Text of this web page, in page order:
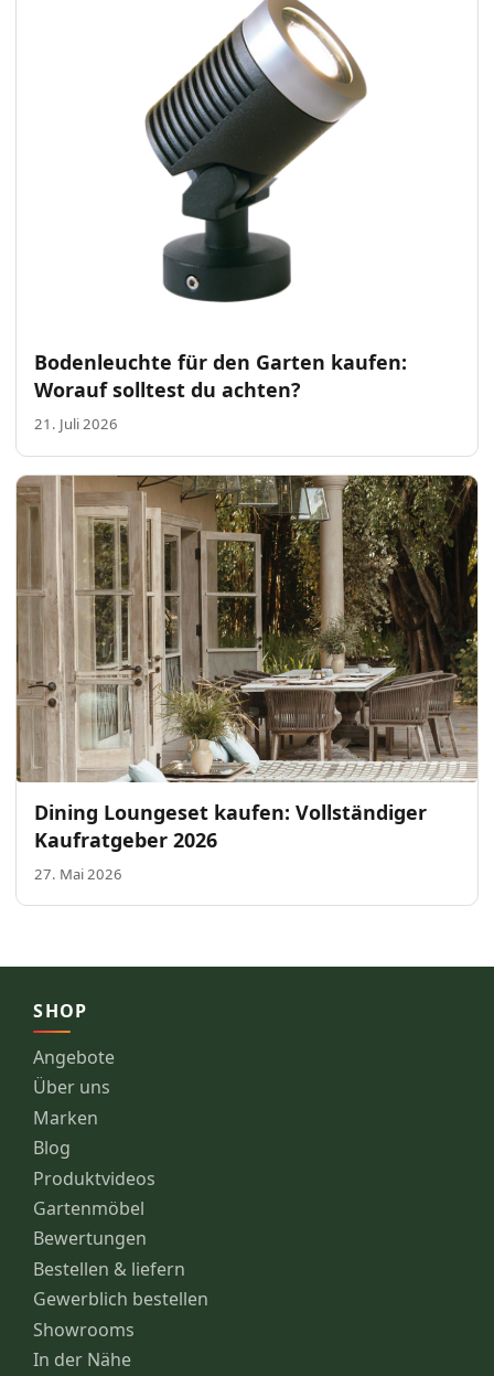
Bodenleuchte für den Garten kaufen:
Worauf solltest du achten?
21. Juli 2026
Dining Loungeset kaufen: Vollständiger
Kaufratgeber 2026
27. Mai 2026
SHOP
Angebote
Über uns
Marken
Blog
Produktvideos
Gartenmöbel
Bewertungen
Bestellen & liefern
Gewerblich bestellen
Showrooms
In der Nähe